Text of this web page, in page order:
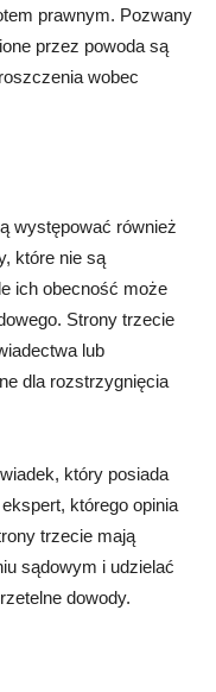
prawnym. Pozwany
przez powoda są
wobec
występować również
które nie są
ich obecność może
Strony trzecie
lub
dla rozstrzygnięcia
który posiada
którego opinia
trzecie mają
sądowym i udzielać
dowody.